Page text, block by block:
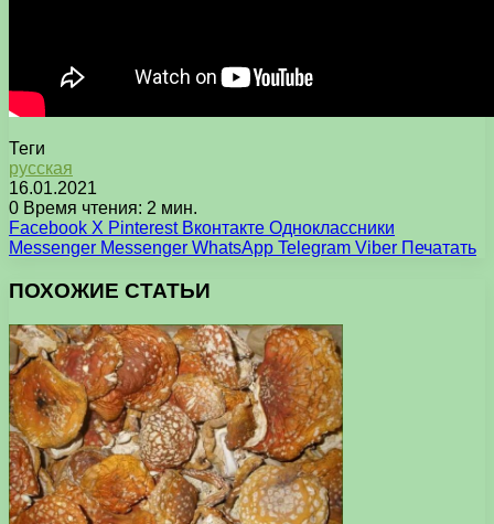
Теги
русская
16.01.2021
0 Время чтения: 2 мин.
Facebook X Pinterest Вконтакте Одноклассники
Messenger Messenger WhatsApp Telegram Viber Печатать
ПОХОЖИЕ СТАТЬИ